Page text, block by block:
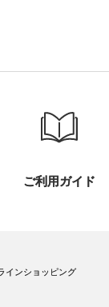
ご利用ガイド
インショッピング